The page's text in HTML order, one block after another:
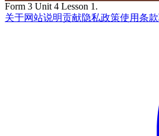
Form 3 Unit 4 Lesson 1.
关于网站说明贡献隐私政策使用条款